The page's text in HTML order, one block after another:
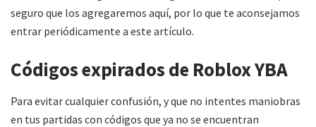
seguro que los agregaremos aquí, por lo que te aconsejamos
entrar periódicamente a este artículo.
Códigos expirados de Roblox YBA
Para evitar cualquier confusión, y que no intentes maniobras
en tus partidas con códigos que ya no se encuentran